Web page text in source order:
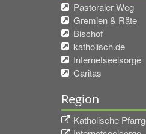
Pastoraler Weg
Gremien & Räte
Bischof
katholisch.de
Internetseelsorge
Caritas
Region
Katholische